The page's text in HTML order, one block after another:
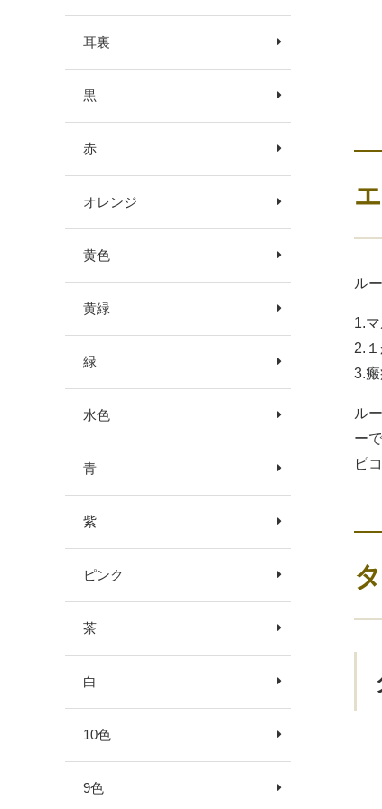
ル
1.
2.
3.
ル
ー
ピ
耳裏
黒
赤
オレンジ
黄色
黄緑
緑
水色
青
紫
ピンク
茶
白
10色
9色